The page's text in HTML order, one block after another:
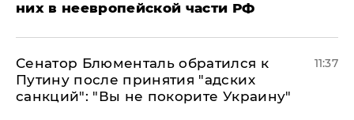
них в неевропейской части РФ
Сенатор Блюменталь обратился к
Путину после принятия "адских
санкций": "Вы не покорите Украину"
11:37